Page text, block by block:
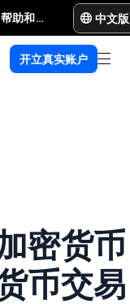
帮助和支持 中文版
开立真实账户
密货币
币交易